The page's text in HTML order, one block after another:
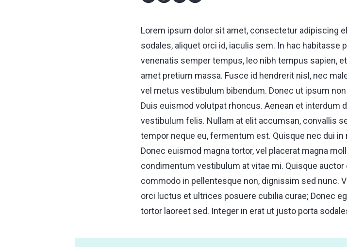
Lorem ipsum dolor sit amet, consectetur adipiscing
sodales, aliquet orci id, iaculis sem. In hac habitasse
venenatis semper tempus, leo nibh tempus sapien,
amet pretium massa. Fusce id hendrerit nisl, nec
vel metus vestibulum bibendum. Donec ut ipsum
Duis euismod volutpat rhoncus. Aenean et interdum
vestibulum felis. Nullam at elit accumsan, convallis
tempor neque eu, fermentum est. Quisque nec dui
Donec euismod magna tortor, vel placerat magna
condimentum vestibulum at vitae mi. Quisque auctor
commodo in pellentesque non, dignissim sed nunc.
orci luctus et ultrices posuere cubilia curae; Donec
tortor laoreet sed. Integer in erat ut justo porta